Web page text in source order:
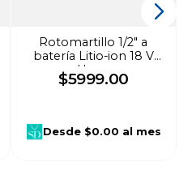
Rotomartillo 1/2" a
batería Litio-ion 18 V
Urrea
$5999.00
Desde$0.00 al mes